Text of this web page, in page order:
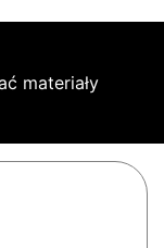
materiały